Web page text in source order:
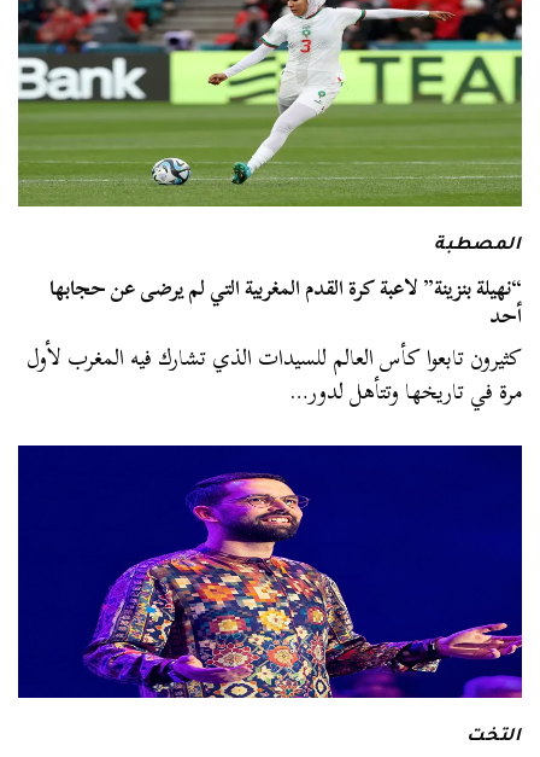
المصطبة
“نهيلة بنزينة” لاعبة كرة القدم المغربية التي لم يرضى عن حجابها
أحد
كثيرون تابعوا كأس العالم للسيدات الذي تشارك فيه المغرب لأول
مرة في تاريخها وتتأهل لدور…
التخت